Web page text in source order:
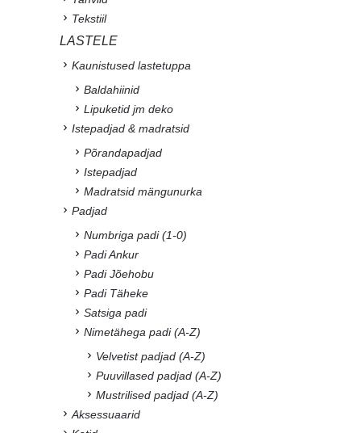
Tekstiil
LASTELE
Kaunistused lastetuppa
Baldahiinid
Lipuketid jm deko
Istepadjad & madratsid
Põrandapadjad
Istepadjad
Madratsid mängunurka
Padjad
Numbriga padi (1-0)
Padi Ankur
Padi Jõehobu
Padi Täheke
Satsiga padi
Nimetähega padi (A-Z)
Velvetist padjad (A-Z)
Puuvillased padjad (A-Z)
Mustrilised padjad (A-Z)
Aksessuaarid